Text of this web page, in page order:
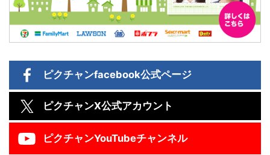
ピクチャンfacebook公式ページ
ピクチャンX公式アカウント
ピクチャンYouTubeチャンネル